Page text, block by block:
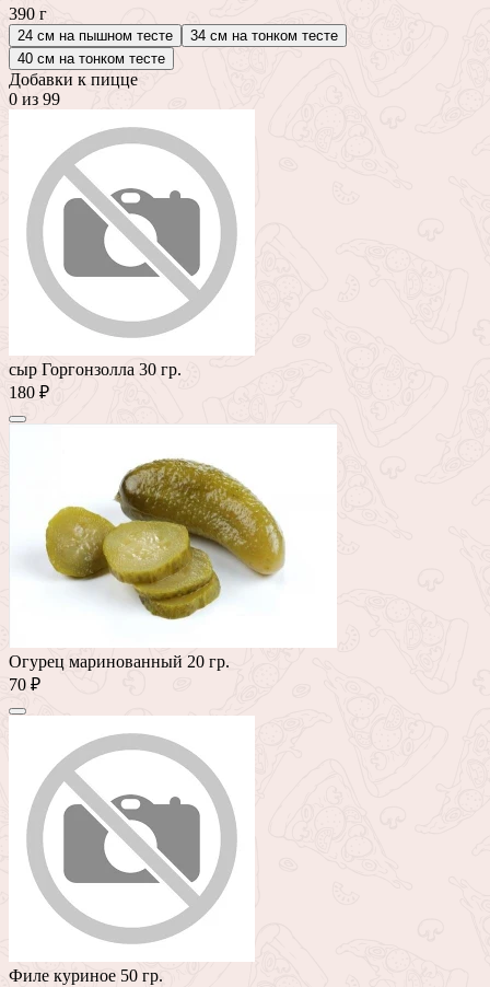
390 г
24 см на пышном тесте
34 см на тонком тесте
40 см на тонком тесте
Добавки к пицце
0 из 99
сыр Горгонзолла 30 гр.
180 ₽
Огурец маринованный 20 гр.
70 ₽
Филе куриное 50 гр.